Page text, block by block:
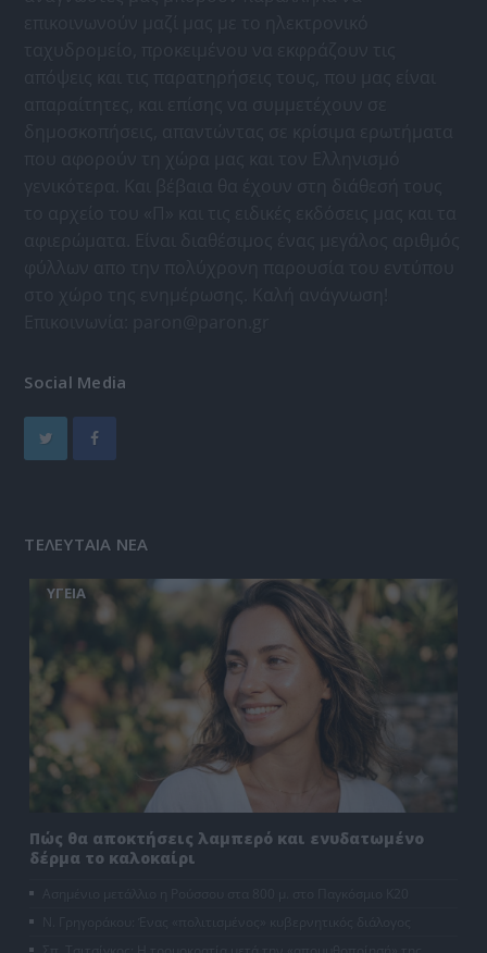
Social Media
ΤΕΛΕΥΤΑΙΑ ΝΕΑ
ΥΓΕΙΑ
Πώς θα αποκτήσεις λαμπερό και ενυδατωμένο
δέρμα το καλοκαίρι